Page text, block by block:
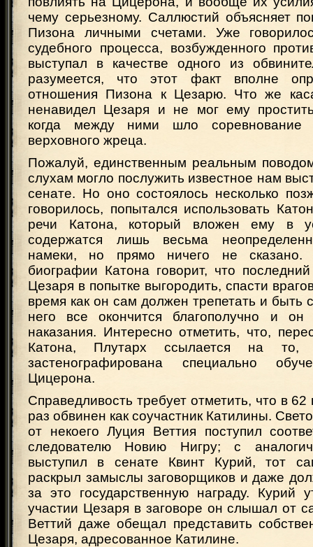
чему серьезному. Саллюстий объясняет
Пизона личными счетами. Уже
судебного процесса, возбужденного
выступал в качестве одного из
разумеется, что этот факт вполне
отношения Пизона к Цезарю. Что же
ненавидел Цезаря и не мог ему
когда между ними шло соревнование
верховного жреца.
Пожалуй, единственным реальным
слухам могло послужить известное нам
сенате. Но оно состоялось несколько
говорилось, попытался использовать
речи Катона, который вложен ему в
содержатся лишь весьма
намеки, но прямо ничего не
биографии Катона говорит, что
Цезаря в попытке выгородить, спасти
время как он сам должен трепетать и быть
него все окончится благополучно и он
наказания. Интересно отметить, что,
Катона, Плутарх ссылается на
застенографирована специально
Цицерона.
Справедливость требует отметить, что в
раз обвинен как соучастник Катилины.
от некоего Луция Веттия поступил
следователю Новию Нигру; с
выступил в сенате Квинт Курий, тот
раскрыл замыслы заговорщиков и даже
за это государственную награду. Курий
участии Цезаря в заговоре он слышал от
Веттий даже обещал представить
Цезаря, адресованное Катилине.